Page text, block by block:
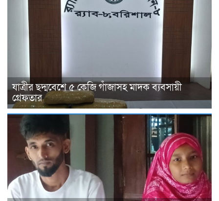
যাত্রীর ছদ্মবেশে ৫ কেজি গাঁজাসহ মাদক ব্যবসায়ী
গ্রেফতার